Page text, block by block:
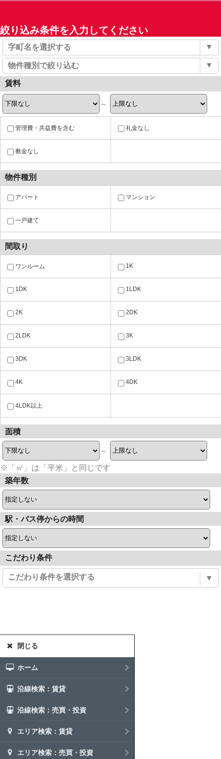
絞り込み条件を入力してください
字町名を選択する ▼
物件種別で絞り込む ▼
賃料
～
管理費・共益費を含む 礼金なし
敷金なし
物件種別
アパート マンション
一戸建て
間取り
ワンルーム 1K
1DK 1LDK
2K 2DK
2LDK 3K
3DK 3LDK
4K 4DK
4LDK以上
面積
～
※「㎡」は「平米」と同じです
築年数
駅・バス停からの時間
こだわり条件
こだわり条件を選択する ▼
閉じる
ホーム
沿線検索：賃貸
沿線検索：売買・投資
エリア検索：賃貸
エリア検索：売買・投資